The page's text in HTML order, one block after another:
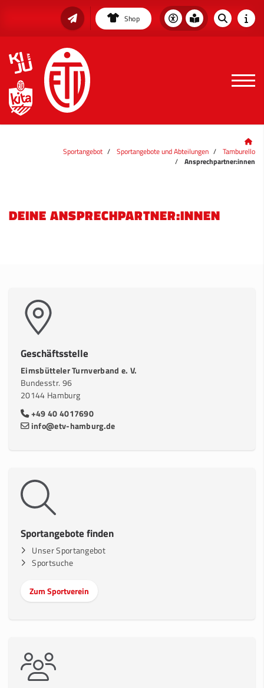
Shop
Sportangebot Sportangebote und Abteilungen
Tamburello
Ansprechpartner:innen
DEINE ANSPRECHPARTNER:INNEN
Geschäftsstelle
Eimsbütteler Turnverband e. V.
Bundesstr. 96
20144 Hamburg
+49 40 4017690
info@etv-hamburg.de
Sportangebote finden
Unser Sportangebot
Sportsuche
Zum Sportverein